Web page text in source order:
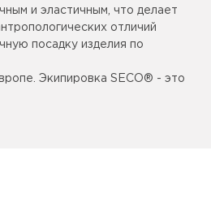
и эластичным, что делает
отличий
посадку изделия по
Экипировка SECO® - это